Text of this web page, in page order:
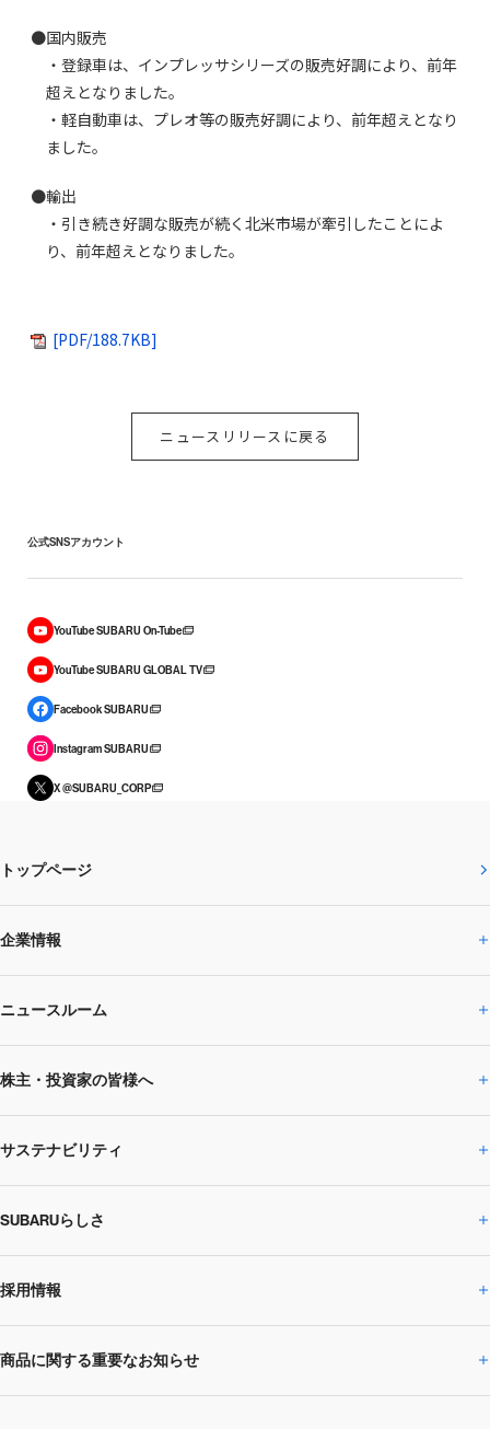
●国内販売
・登録車は、インプレッサシリーズの販売好調により、前年
超えとなりました。
・軽自動車は、プレオ等の販売好調により、前年超えとなり
ました。
●輸出
・引き続き好調な販売が続く北米市場が牽引したことによ
り、前年超えとなりました。
[PDF/188.7KB]
ニュースリリースに戻る
公式SNSアカウント
YouTube SUBARU On-Tube
YouTube SUBARU GLOBAL TV
Facebook SUBARU
Instagram SUBARU
X @SUBARU_CORP
トップページ
企業情報
企業情報トップ
SUBARUのありたい姿
SUBARU 2025方針
事業所・関係会社
ニュースルーム
ニュースルームトップ
ニュースリリース
閉じる
株主・投資家の皆様へ
株主・投資家の皆様へトップ
企業・経営
IRライブラリー
株主・投資家サポート
サステナビリティ
サステナビリティトップ
CEOサステナビリティ
環境
SUBARUらしさ
SUBARUらしさトップ
SUBARUびと
採用情報
採用情報トップ
商品に関する重要なお知らせ